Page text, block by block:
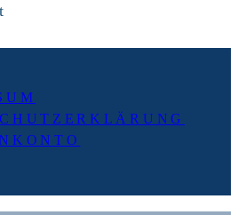
für
Etappe:
Eisenach
(24